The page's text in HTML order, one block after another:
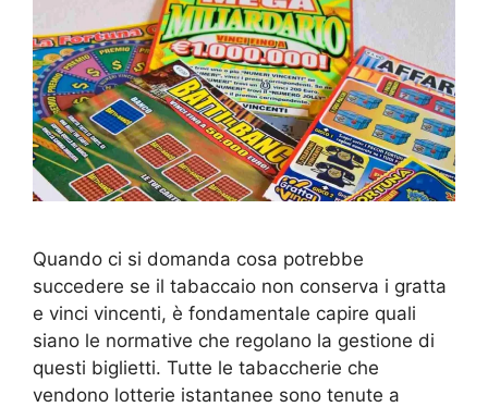
Quando ci si domanda cosa potrebbe
succedere se il tabaccaio non conserva i gratta
e vinci vincenti, è fondamentale capire quali
siano le normative che regolano la gestione di
questi biglietti. Tutte le tabaccherie che
vendono lotterie istantanee sono tenute a